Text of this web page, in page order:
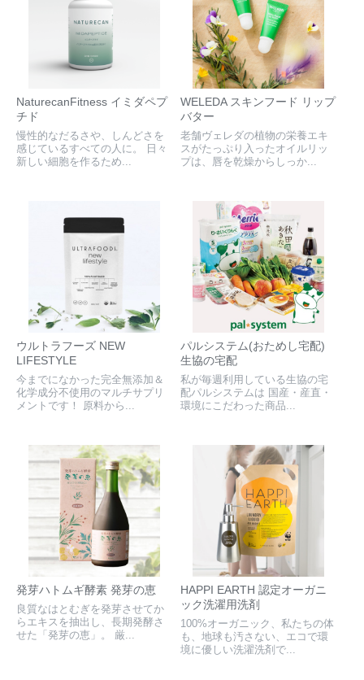
NaturecanFitness イミダペプ
チド
慢性的なだるさや、しんどさを
感じているすべての人に。 日々
新しい細胞を作るため...
WELEDA スキンフード リップ
バター
老舗ヴェレダの植物の栄養エキ
スがたっぷり入ったオイルリッ
プは、唇を乾燥からしっか...
ウルトラフーズ NEW
LIFESTYLE
今までになかった完全無添加＆
化学成分不使用のマルチサプリ
メントです！ 原料から...
パルシステム(おためし宅配)
生協の宅配
私が毎週利用している生協の宅
配パルシステムは 国産・産直・
環境にこだわった商品...
発芽ハトムギ酵素 発芽の恵
良質なはとむぎを発芽させてか
らエキスを抽出し、長期発酵さ
せた「発芽の恵」。 厳...
HAPPI EARTH 認定オーガニ
ック洗濯用洗剤
100%オーガニック、私たちの体
も、地球も汚さない、エコで環
境に優しい洗濯洗剤で...